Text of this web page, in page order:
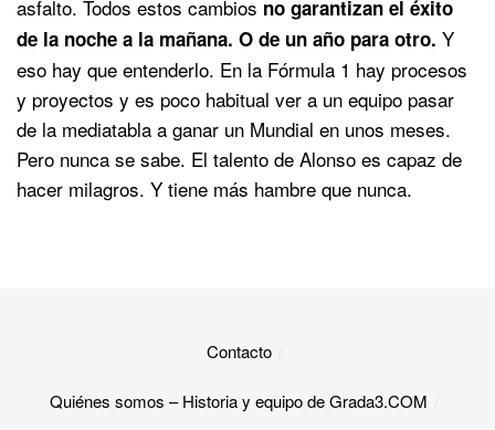
asfalto. Todos estos cambios no garantizan el éxito
de la noche a la mañana. O de un año para otro. Y
eso hay que entenderlo. En la Fórmula 1 hay procesos
y proyectos y es poco habitual ver a un equipo pasar
de la mediatabla a ganar un Mundial en unos meses.
Pero nunca se sabe. El talento de Alonso es capaz de
hacer milagros. Y tiene más hambre que nunca.
Contacto
Quiénes somos – Historia y equipo de Grada3.COM